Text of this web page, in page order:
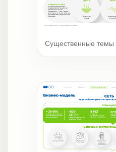
Существенные темы